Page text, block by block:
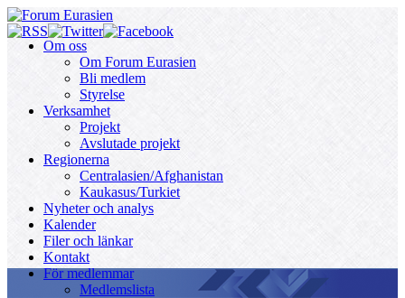
Om oss
Om Forum Eurasien
Bli medlem
Styrelse
Verksamhet
Projekt
Avslutade projekt
Regionerna
Centralasien/Afghanistan
Kaukasus/Turkiet
Nyheter och analys
Kalender
Filer och länkar
Kontakt
För medlemmar
Medlemslista